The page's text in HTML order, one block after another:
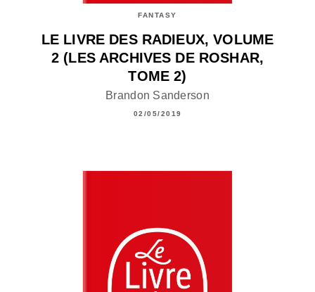
FANTASY
LE LIVRE DES RADIEUX, VOLUME
2 (LES ARCHIVES DE ROSHAR,
TOME 2)
Brandon Sanderson
02/05/2019